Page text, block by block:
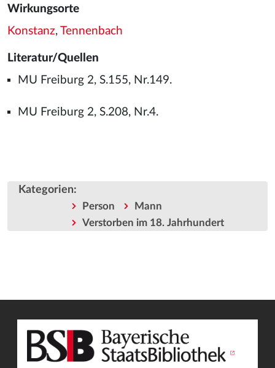
Wirkungsorte
Konstanz, Tennenbach
Literatur/Quellen
MU Freiburg 2, S.155, Nr.149.
MU Freiburg 2, S.208, Nr.4.
Kategorien:
Person
Mann
Verstorben im 18. Jahrhundert